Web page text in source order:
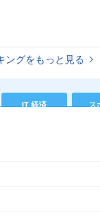
ングをもっと見る
IT 経済 ス